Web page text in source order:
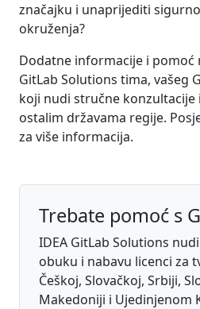
značajku i unaprijediti
okruženja?
Dodatne informacije i pomoć
GitLab Solutions tima, vašeg
koji nudi stručne konzultacije
ostalim državama regije.
za više informacija.
Trebate pomoć s
IDEA GitLab Solutions
obuku i nabavu licenci za
Češkoj, Slovačkoj, Srbiji,
Makedoniji i Ujedinjenom